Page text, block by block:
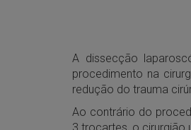
A dissecção
procedimento na
redução do trauma
Ao contrário do